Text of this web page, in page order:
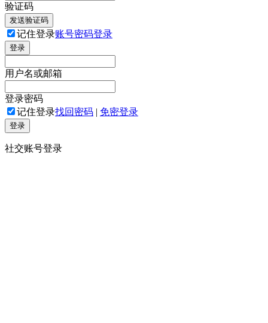
验证码
发送验证码
记住登录账号密码登录
登录
用户名或邮箱
登录密码
记住登录找回密码 | 免密登录
登录
社交账号登录